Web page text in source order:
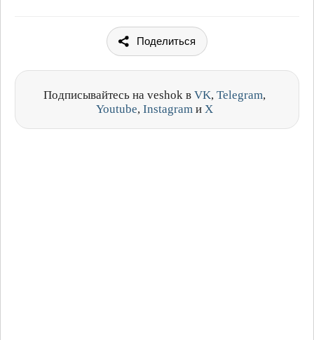
Поделиться
Подписывайтесь на veshok в VK, Telegram,
Youtube, Instagramи X